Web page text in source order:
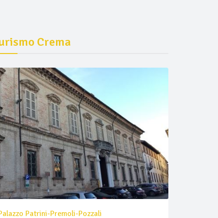
Crema
Patrini-Premoli-Pozzali